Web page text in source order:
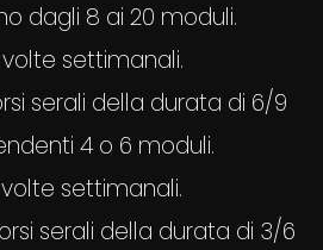
dagli 8 ai 20 moduli.
settimanali.
serali della durata di 6/9
4 o 6 moduli.
settimanali.
serali della durata di 3/6